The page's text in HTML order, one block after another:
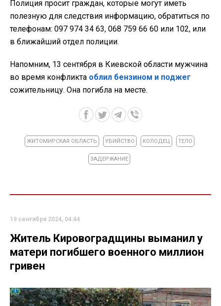
Полиция просит граждан, которые могут иметь
полезную для следствия информацию, обратиться по
телефонам: 097 974 34 63, 068 759 66 60 или 102, или
в ближайший отдел полиции.
Напомним, 13 сентября в Киевской области мужчина
во время конфликта облил бензином и поджег
сожительницу. Она погибла на месте.
ЖИТОМИРСКАЯ ОБЛАСТЬ УБИЙСТВО КОЛОДЕЦ ТЕЛО
ЗАДЕРЖАНИЕ
19 сентября 2024, 04:44
Житель Кировоградщины выманил у
матери погибшего военного миллион
гривен